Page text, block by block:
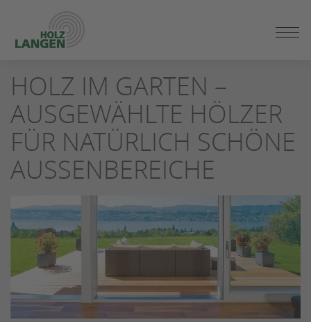
SEITENINHALT
SPRINGEN
HOLZ IM GARTEN –
AUSGEWÄHLTE HÖLZER
FÜR NATÜRLICH SCHÖNE
AUSSENBEREICHE